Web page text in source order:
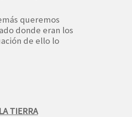
queremos
donde eran los
de ello lo
TIERRA